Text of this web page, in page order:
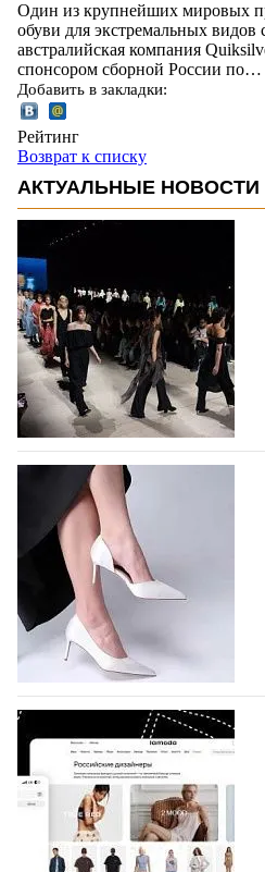
Один из крупнейших мировых
обуви для экстремальных видов
австралийская компания
спонсором сборной России по…
Добавить в закладки:
Рейтинг
Возврат к списку
АКТУАЛЬНЫЕ НОВОСТИ
На участие в
подано 1047 заявок
На участие в седьмой
которая пройдет в
по 1 октября, уже подано
половину из них (494)
коллекции которых не были
07.08.2026 621
BALLINA представит
Shoes
Компания BALLINA
Co., Ltd., основанная в 2011
Гуанчжоу, столице моды